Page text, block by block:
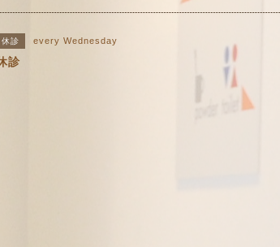
休診 every Wednesday
診